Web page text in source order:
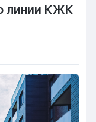
линии КЖК